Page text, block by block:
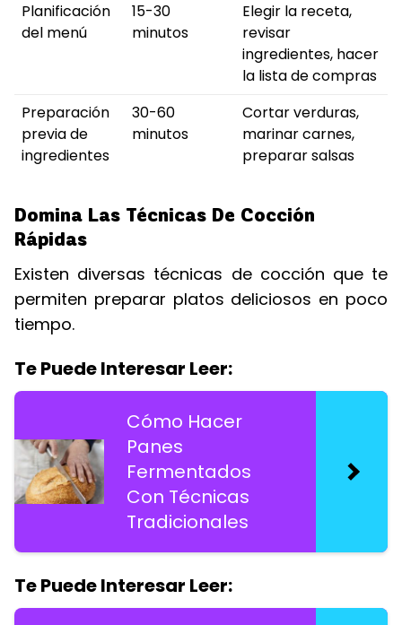
Planificación
del menú
15-30
minutos
Elegir la receta,
revisar
ingredientes, hacer
la lista de compras
Preparación
previa de
ingredientes
30-60
minutos
Cortar verduras,
marinar carnes,
preparar salsas
Domina Las Técnicas De Cocción
Rápidas
Existen diversas técnicas de cocción que te
permiten preparar platos deliciosos en poco
tiempo.
Te Puede Interesar Leer:
Cómo Hacer
Panes
Fermentados
Con Técnicas
Tradicionales
Te Puede Interesar Leer: